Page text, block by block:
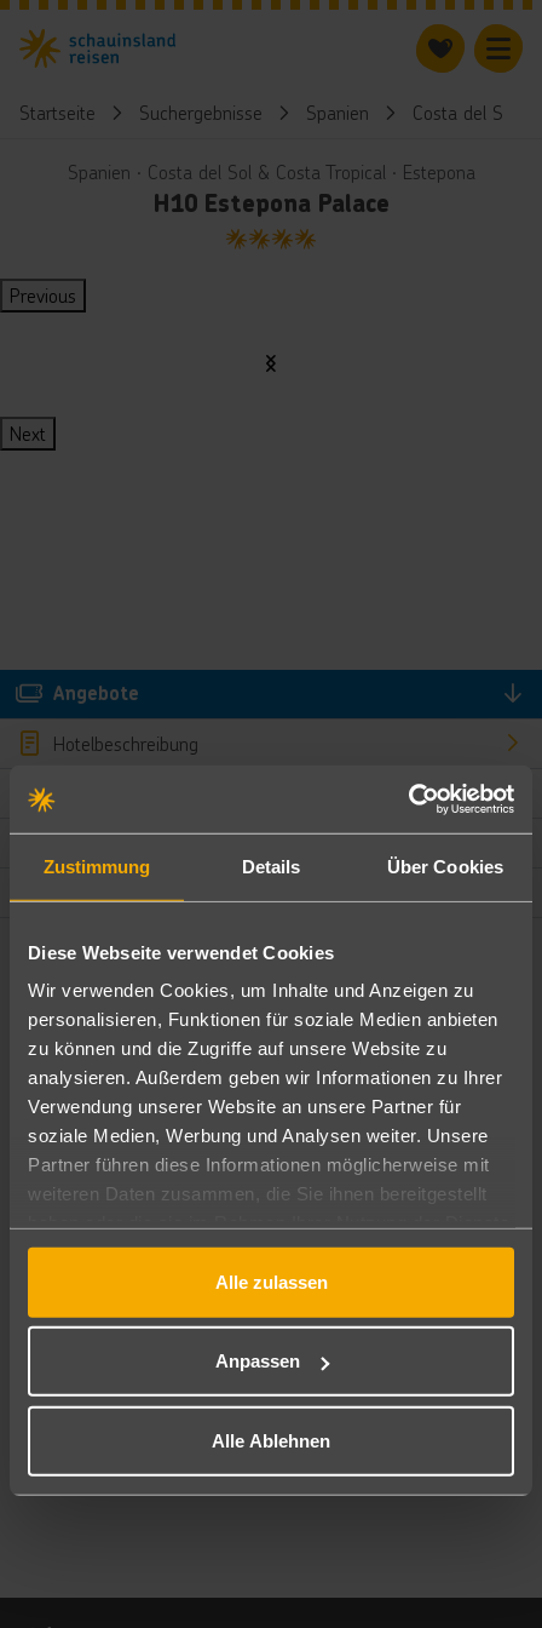
Zustimmung Details Über Cookies
Diese Webseite verwendet Cookies
Wir verwenden Cookies, um Inhalte und Anzeigen zu
personalisieren, Funktionen für soziale Medien anbieten
zu können und die Zugriffe auf unsere Website zu
analysieren. Außerdem geben wir Informationen zu Ihrer
Verwendung unserer Website an unsere Partner für
soziale Medien, Werbung und Analysen weiter. Unsere
Partner führen diese Informationen möglicherweise mit
weiteren Daten zusammen, die Sie ihnen bereitgestellt
gesammelt haben.
Alle zulassen
Anpassen
Alle Ablehnen
Startseite Suchergebnisse Spanien Costa del Sol &
Spanien ∙ Costa del Sol & Costa Tropical ∙ Estepona
H10 Estepona Palace
4
Previous
Next
Angebote
Hotelbeschreibung
Bewertungen
Ändere die Kriterien nach deinen Wünschen
Pauschal Nur Hotel
Abflughafen
Alle Abflughäfen
08.08.26–06.08.27 7-21 Nächte
Mehr Filter anzeigen